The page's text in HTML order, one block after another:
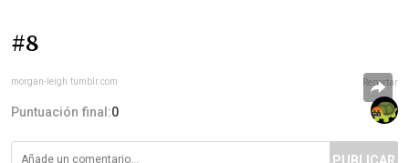
#8
morgan-leigh.tumblr.com Reportar
Puntuación final:0